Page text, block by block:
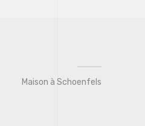
Maison à Schoenfels